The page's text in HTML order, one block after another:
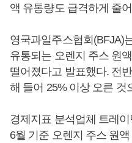
액 유통량도 급격하게 줄
영국과일주스협회(BFJA)
유통되는 오렌지 주스 원
떨어졌다고 발표했다. 전
해 들어 25% 이상 오른 것
경제지표 분석업체 트레
6월 기준 오렌지 주스 원